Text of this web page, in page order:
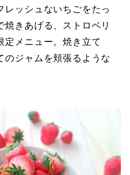
レッシュないちごをたっ
焼きあげる、ストロベリ
定メニュー。焼き立て
のジャムを頬張るような